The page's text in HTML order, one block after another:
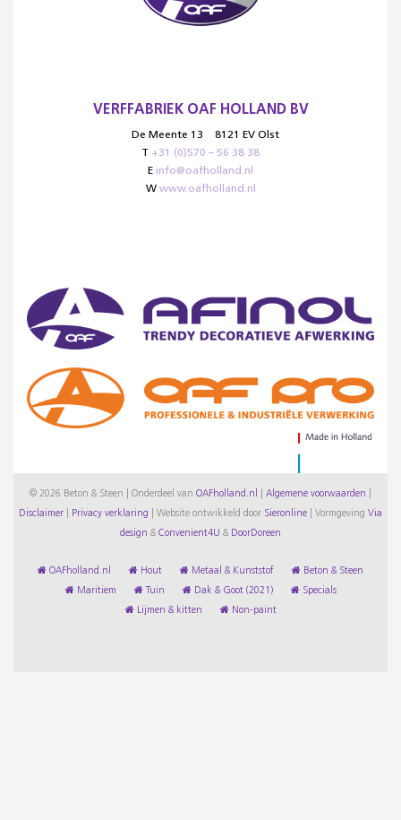
VERFFABRIEK OAF HOLLAND BV
De Meente 13
8121 EV Olst
T +31 (0)570 – 56 38 38
E info@oafholland.nl
W www.oafholland.nl
© 2026 Beton & Steen | Onderdeel van OAFholland.nl Algemene voorwaarden
Disclaimer Privacy verklaring Website ontwikkeld door Sieronline Vormgeving Via
design & Convenient4U & DoorDoreen
OAFholland.nl Hout Metaal & Kunststof Beton & Steen
Maritiem Tuin Dak & Goot (2021) Specials
Lijmen & kitten Non-paint